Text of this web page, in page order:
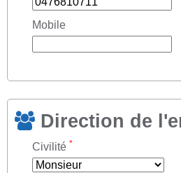
Mobile
Direction de
Civilité *